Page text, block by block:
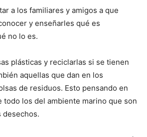
a los familiares y amigos a que
y enseñarles qué es
no lo es.
plásticas y reciclarlas si se tienen
aquellas que dan en los
de residuos. Esto pensando en
todo los del ambiente marino que son
desechos.